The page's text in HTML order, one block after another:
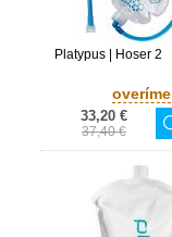
Platypus | Hoser 2
overíme
33,20 €
37,40 €